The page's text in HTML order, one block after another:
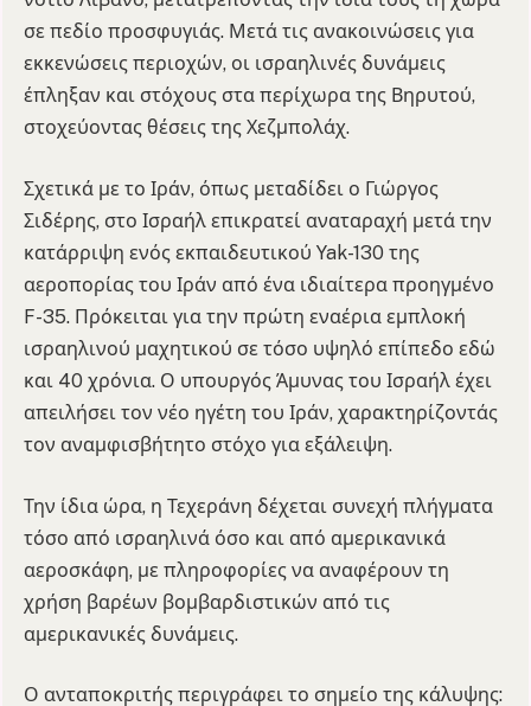
σε πεδίο προσφυγιάς. Μετά τις ανακοινώσεις για
εκκενώσεις περιοχών, οι ισραηλινές δυνάμεις
έπληξαν και στόχους στα περίχωρα της Βηρυτού,
στοχεύοντας θέσεις της Χεζμπολάχ.
Σχετικά με το Ιράν, όπως μεταδίδει ο Γιώργος
Σιδέρης, στο Ισραήλ επικρατεί αναταραχή μετά την
κατάρριψη ενός εκπαιδευτικού Yak-130 της
αεροπορίας του Ιράν από ένα ιδιαίτερα προηγμένο
F-35. Πρόκειται για την πρώτη εναέρια εμπλοκή
ισραηλινού μαχητικού σε τόσο υψηλό επίπεδο εδώ
και 40 χρόνια. Ο υπουργός Άμυνας του Ισραήλ έχει
απειλήσει τον νέο ηγέτη του Ιράν, χαρακτηρίζοντάς
τον αναμφισβήτητο στόχο για εξάλειψη.
Την ίδια ώρα, η Τεχεράνη δέχεται συνεχή πλήγματα
τόσο από ισραηλινά όσο και από αμερικανικά
αεροσκάφη, με πληροφορίες να αναφέρουν τη
χρήση βαρέων βομβαρδιστικών από τις
αμερικανικές δυνάμεις.
Ο ανταποκριτής περιγράφει το σημείο της κάλυψης: